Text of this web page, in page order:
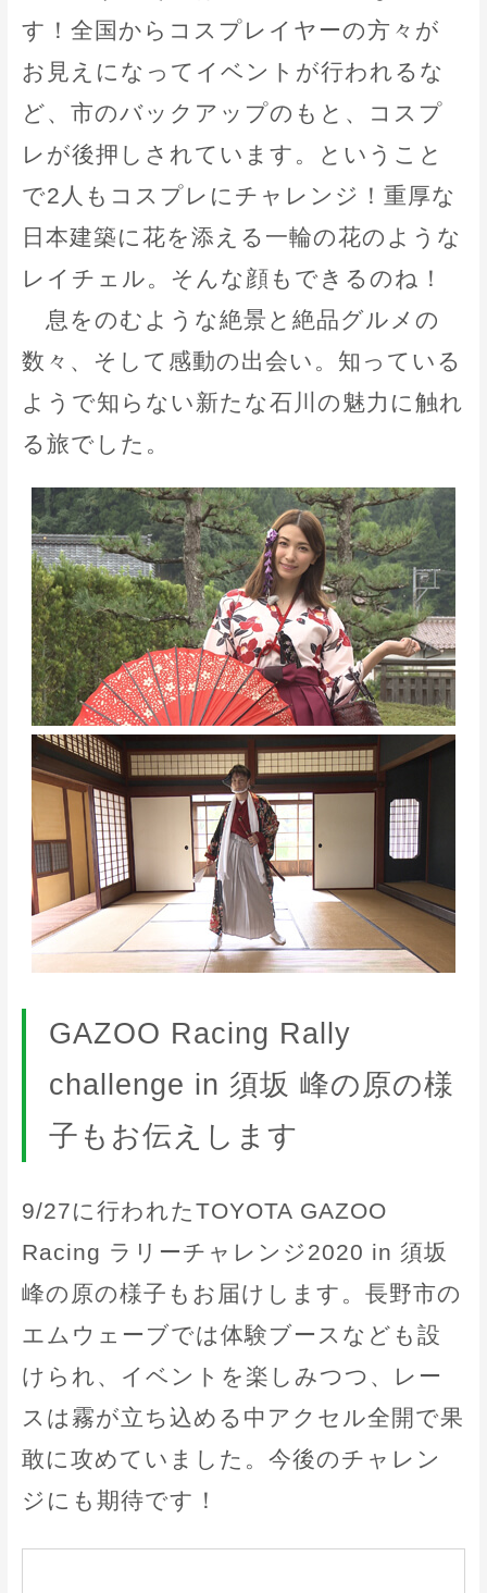
す！全国からコスプレイヤーの方々が
お見えになってイベントが行われるな
ど、市のバックアップのもと、コスプ
レが後押しされています。ということ
で2人もコスプレにチャレンジ！重厚な
日本建築に花を添える一輪の花のような
レイチェル。そんな顔もできるのね！
息をのむような絶景と絶品グルメの
数々、そして感動の出会い。知っている
ようで知らない新たな石川の魅力に触れ
る旅でした。
GAZOO Racing Rally
challenge in 須坂 峰の原の様
子もお伝えします
9/27に行われたTOYOTA GAZOO
Racing ラリーチャレンジ2020 in 須坂
峰の原の様子もお届けします。長野市の
エムウェーブでは体験ブースなども設
けられ、イベントを楽しみつつ、レー
スは霧が立ち込める中アクセル全開で果
敢に攻めていました。今後のチャレン
ジにも期待です！